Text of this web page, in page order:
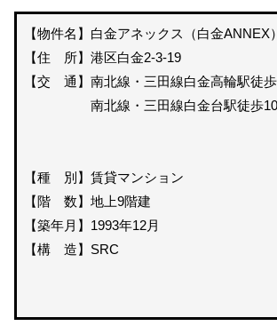
【物件名】白金アネックス（白金ANNEX）
【住 所】港区白金2-3-19
【交 通】南北線・三田線白金高輪駅徒
南北線・三田線白金台駅徒歩10
【種 別】賃貸マンション
【階 数】地上9階建
【築年月】1993年12月
【構 造】SRC